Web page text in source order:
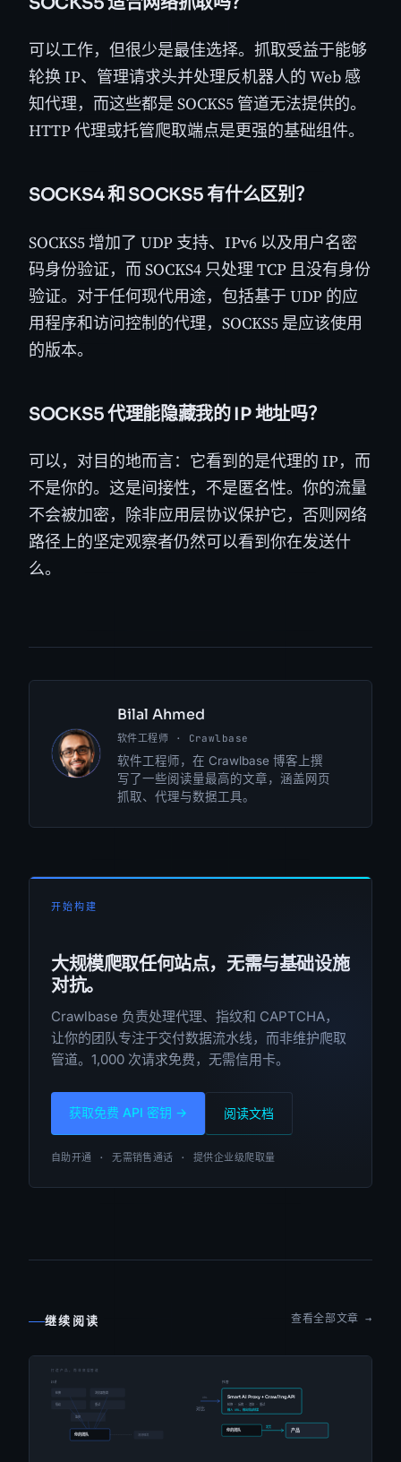
可以工作，但很少是最佳选择。抓取受益于能够
轮换 IP、管理请求头并处理反机器人的 Web 感
知代理，而这些都是 SOCKS5 管道无法提供的。
HTTP 代理或托管爬取端点是更强的基础组件。
SOCKS4 和 SOCKS5 有什么区别？
SOCKS5 增加了 UDP 支持、IPv6 以及用户名密
码身份验证，而 SOCKS4 只处理 TCP 且没有身份
验证。对于任何现代用途，包括基于 UDP 的应
用程序和访问控制的代理，SOCKS5 是应该使用
的版本。
SOCKS5 代理能隐藏我的 IP 地址吗？
可以，对目的地而言：它看到的是代理的 IP，而
不是你的。这是间接性，不是匿名性。你的流量
不会被加密，除非应用层协议保护它，否则网络
路径上的坚定观察者仍然可以看到你在发送什
么。
BA
Bilal Ahmed
软件工程师 · Crawlbase
软件工程师，在 Crawlbase 博客上撰
写了一些阅读量最高的文章，涵盖网页
抓取、代理与数据工具。
开始构建
大规模爬取任何站点，无需与基础设施
对抗。
Crawlbase 负责处理代理、指纹和 CAPTCHA，
让你的团队专注于交付数据流水线，而非维护爬取
管道。1,000 次请求免费，无需信用卡。
获取免费 API 密钥 → 阅读文档
自助开通 · 无需销售通话 · 提供企业级爬取量
继续阅读 查看全部文章 →